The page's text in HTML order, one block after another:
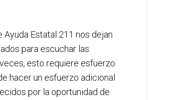
Estatal 211 nos dejan
para escuchar las
esto requiere esfuerzo
hacer un esfuerzo adicional
por la oportunidad de